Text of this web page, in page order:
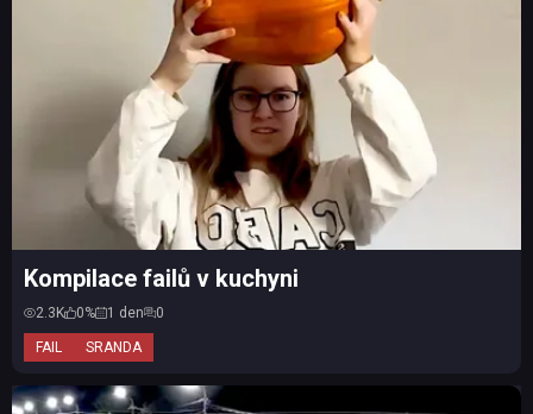
FAIL SRANDA
Kompilace failů v kuchyni
2.3K 0% 1 den 0